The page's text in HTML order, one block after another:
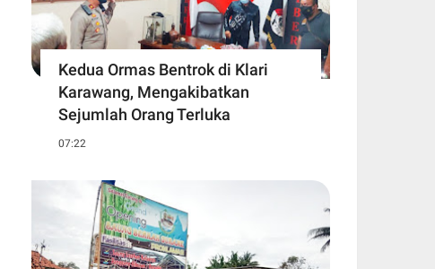
Kedua Ormas Bentrok di Klari
Karawang, Mengakibatkan
Sejumlah Orang Terluka
07:22